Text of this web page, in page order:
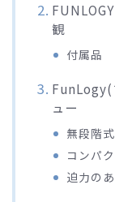
観
付属品
FunLogy(
ュー
無段階
コンパ
迫力の